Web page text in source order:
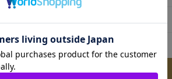
ールマガジンのご案内